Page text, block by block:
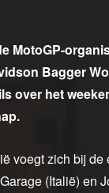
MotoGP-
Bagger
over het
voegt zich bij
(Italië) en